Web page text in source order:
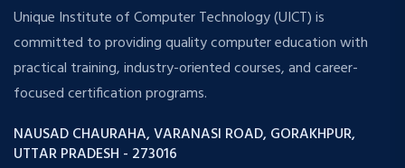
Unique Institute of Computer Technology (UICT) is
committed to providing quality computer education with
practical training, industry-oriented courses, and career-
focused certification programs.
NAUSAD CHAURAHA, VARANASI ROAD, GORAKHPUR,
UTTAR PRADESH - 273016